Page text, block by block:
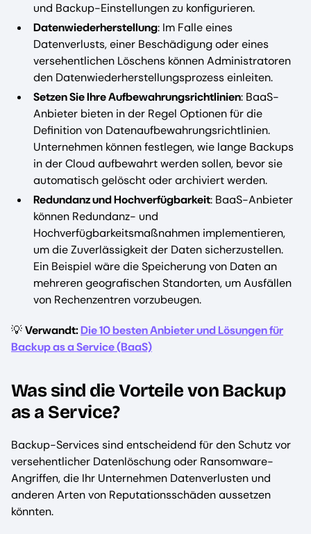
und Backup-Einstellungen zu konfigurieren.
Datenwiederherstellung: Im Falle eines
Datenverlusts, einer Beschädigung oder eines
versehentlichen Löschens können Administratoren
den Datenwiederherstellungsprozess einleiten.
Setzen Sie Ihre Aufbewahrungsrichtlinien: BaaS-
Anbieter bieten in der Regel Optionen für die
Definition von Datenaufbewahrungsrichtlinien.
Unternehmen können festlegen, wie lange Backups
in der Cloud aufbewahrt werden sollen, bevor sie
automatisch gelöscht oder archiviert werden.
Redundanz und Hochverfügbarkeit: BaaS-Anbieter
können Redundanz- und
Hochverfügbarkeitsmaßnahmen implementieren,
um die Zuverlässigkeit der Daten sicherzustellen.
Ein Beispiel wäre die Speicherung von Daten an
mehreren geografischen Standorten, um Ausfällen
von Rechenzentren vorzubeugen.
💡Verwandt:Die 10 besten Anbieter und Lösungen für
Backup as a Service (BaaS)
Was sind die Vorteile von Backup
as a Service?
Backup-Services sind entscheidend für den Schutz vor
versehentlicher Datenlöschung oder Ransomware-
Angriffen, die Ihr Unternehmen Datenverlusten und
anderen Arten von Reputationsschäden aussetzen
könnten.